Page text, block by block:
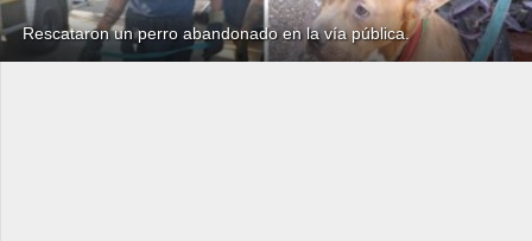
Rescataron un perro abandonado en la vía pública.